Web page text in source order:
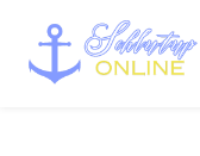
Inhalt
springen